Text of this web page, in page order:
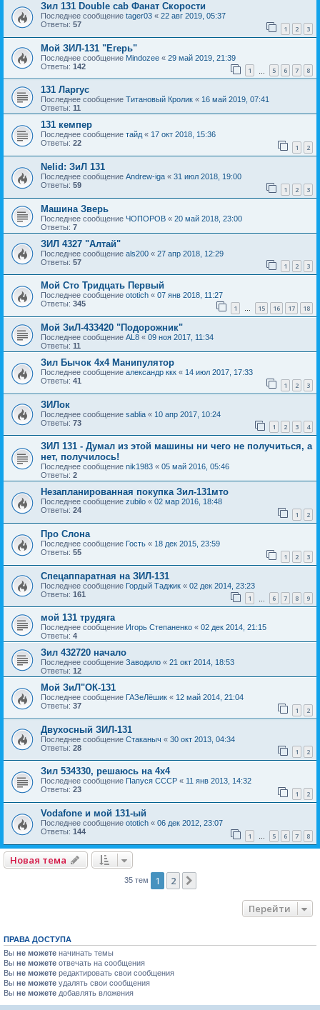
Зил 131 Double cab Фанат Скорости
Последнее сообщение tager03 « 22 авг 2019, 05:37
Ответы: 57 1 2 3
Мой ЗИЛ-131 "Егерь"
Последнее сообщение Mindozee « 29 май 2019, 21:39
Ответы: 142 1 5 6 7 8
131 Ларгус
Последнее сообщение Титановый Кролик « 16 май 2019, 07:41
Ответы: 11
131 кемпер
Последнее сообщение тайд« 17 окт 2018, 15:36
Ответы: 22 1 2
Nelid: ЗиЛ 131
Последнее сообщение Andrew-iga « 31 июл 2018, 19:00
Ответы: 59 1 2 3
Машина Зверь
Последнее сообщение ЧОПОРОВ « 20 май 2018, 23:00
Ответы: 7
ЗИЛ 4327 "Алтай"
Последнее сообщение als200 « 27 апр 2018, 12:29
Ответы: 57 1 2 3
Мой Сто Тридцать Первый
Последнее сообщение ototich « 07 янв 2018, 11:27
Ответы: 345 1 … 15 16 17 18
Мой ЗиЛ-433420 "Подорожник"
Последнее сообщение AL8 « 09 ноя 2017, 11:34
Ответы: 11
Зил Бычок 4х4 Манипулятор
Последнее сообщение александр ккк « 14 июл 2017, 17:33
Ответы: 41 1 2 3
ЗИЛок
Последнее сообщение sablia « 10 апр 2017, 10:24
Ответы: 73 1 2 3 4
ЗИЛ 131 - Думал из этой машины ни чего не получиться, а
нет, получилось!
Последнее сообщение nik1983 « 05 май 2016, 05:46
Ответы: 2
Незапланированная покупка Зил-131мто
Последнее сообщение zubilo « 02 мар 2016, 18:48
Ответы: 24 1 2
Про Слона
Последнее сообщение Гость « 18 дек 2015, 23:59
Ответы: 55 1 2 3
Спецаппаратная на ЗИЛ-131
Последнее сообщение Гордый Таджик « 02 дек 2014, 23:23
Ответы: 161 1 6 7 8 9
мой 131 трудяга
Последнее сообщение Игорь Степаненко « 02 дек 2014, 21:15
Ответы: 4
Зил 432720 начало
Последнее сообщение Заводило « 21 окт 2014, 18:53
Ответы: 12
Мой ЗиЛ"ОК-131
Последнее сообщение ГАЗеЛёшик « 12 май 2014, 21:04
Ответы: 37 1 2
Двухосный ЗИЛ-131
Последнее сообщение Стаканыч « 30 окт 2013, 04:34
Ответы: 28 1 2
Зил 534330, решаюсь на 4х4
Последнее сообщение Папуся СССР « 11 янв 2013, 14:32
Ответы: 23 1 2
Vodafone и мой 131-ый
Последнее сообщение ototich « 06 дек 2012, 23:07
Ответы: 144 1 … 5 6 7 8
Новая тема
35 тем 1 2
Перейти
ПРАВА ДОСТУПА
Вы не можете начинать темы
Вы не можете отвечать на сообщения
Вы не можете редактировать свои сообщения
Вы не можете удалять свои сообщения
Вы не можете добавлять вложения